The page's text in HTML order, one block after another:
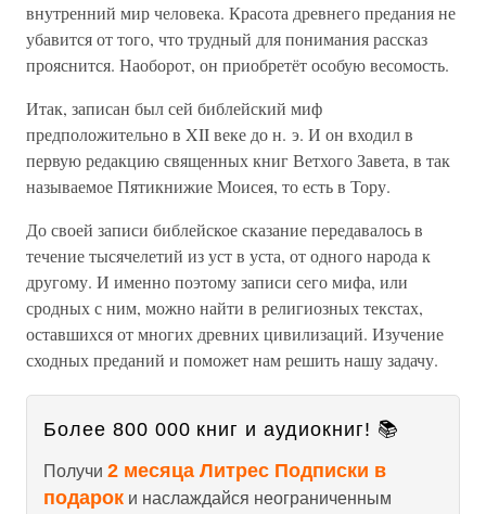
внутренний мир человека. Красота древнего предания не
убавится от того, что трудный для понимания рассказ
прояснится. Наоборот, он приобретёт особую весомость.
Итак, записан был сей библейский миф
предположительно в XII веке до н. э. И он входил в
первую редакцию священных книг Ветхого Завета, в так
называемое Пятикнижие Моисея, то есть в Тору.
До своей записи библейское сказание передавалось в
течение тысячелетий из уст в уста, от одного народа к
другому. И именно поэтому записи сего мифа, или
сродных с ним, можно найти в религиозных текстах,
оставшихся от многих древних цивилизаций. Изучение
сходных преданий и поможет нам решить нашу задачу.
Более 800 000 книг и аудиокниг! 📚
Получи 2 месяца Литрес Подписки в
подарок и наслаждайся неограниченным